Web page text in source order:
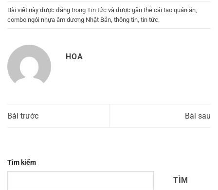
Bài viết này được đăng trong Tin tức và được gắn thẻ cải tạo quán ăn
combo ngói nhựa âm dương Nhật Bản thông tin tin tức.
HOA
Bài trước Bài sau
Tìm kiếm
TÌM